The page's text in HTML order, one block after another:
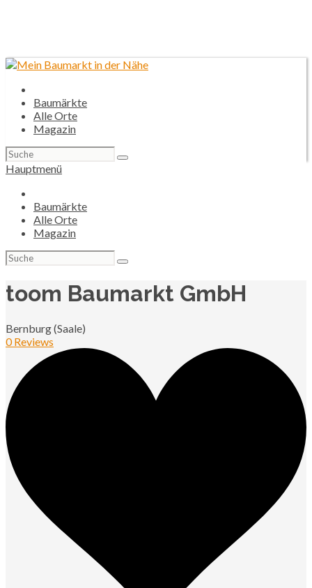
Baumärkte
Alle Orte
Magazin
Suchen
nach:
Hauptmenü
Baumärkte
Alle Orte
Magazin
Suchen
nach:
toom Baumarkt GmbH
Bernburg (Saale)
0 Reviews